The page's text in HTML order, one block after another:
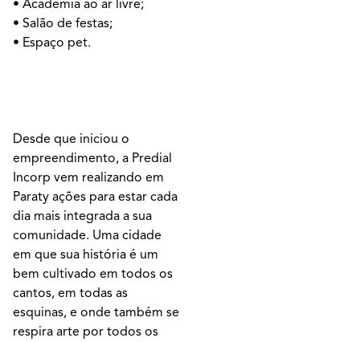
• Academia ao ar livre;
• Salão de festas;
• Espaço pet.
Desde que iniciou o
empreendimento, a Predial
Incorp vem realizando em
Paraty ações para estar cada
dia mais integrada a sua
comunidade. Uma cidade
em que sua história é um
bem cultivado em todos os
cantos, em todas as
esquinas, e onde também se
respira arte por todos os